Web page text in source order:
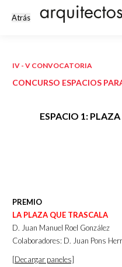
IV - V CONVOCATORIA
CONCURSO ESPACIOS
ESPACIO 1:
PREMIO
LA PLAZA QUE TRASCALA
D. Juan Manuel Roel González
Colaboradores: D. Juan Pons
[Decargar paneles]